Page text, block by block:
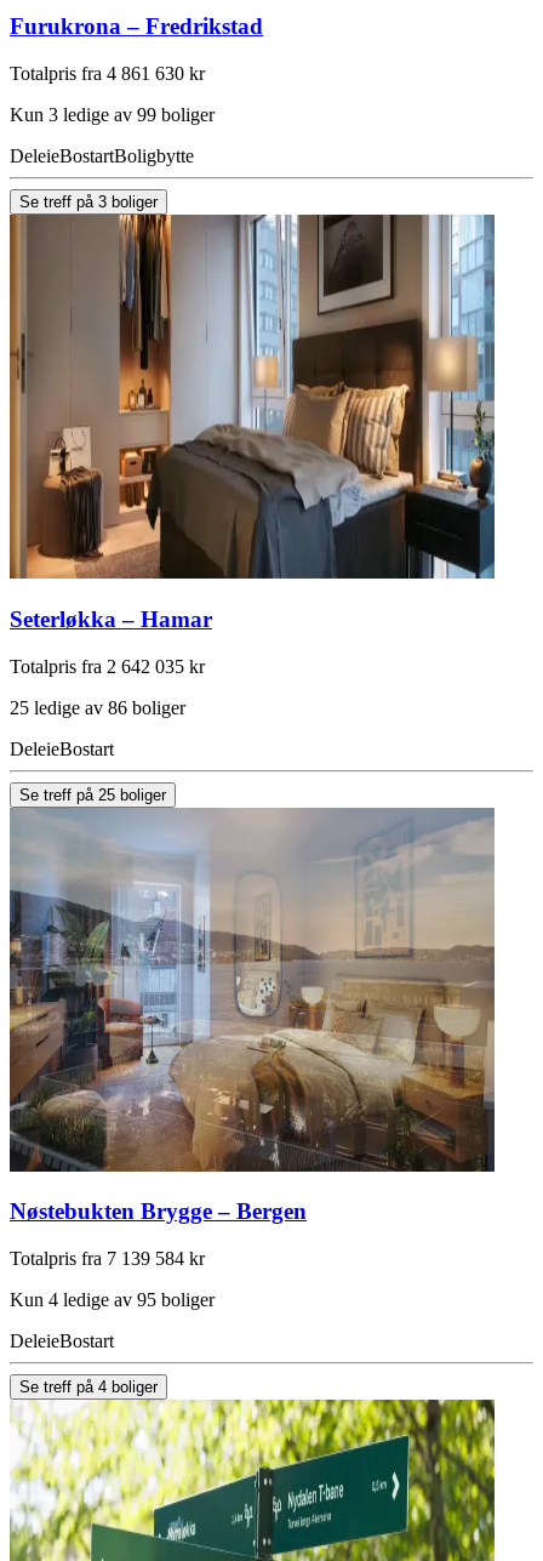
Furukrona – Fredrikstad
Totalpris fra 4 861 630 kr
Kun 3 ledige av 99 boliger
DeleieBostartBoligbytte
Se treff på 3 boliger
Seterløkka – Hamar
Totalpris fra 2 642 035 kr
25 ledige av 86 boliger
DeleieBostart
Se treff på 25 boliger
Nøstebukten Brygge – Bergen
Totalpris fra 7 139 584 kr
Kun 4 ledige av 95 boliger
DeleieBostart
Se treff på 4 boliger